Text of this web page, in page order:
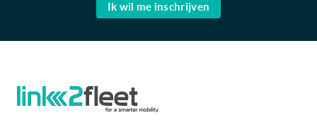
Ik wil me inschrijven